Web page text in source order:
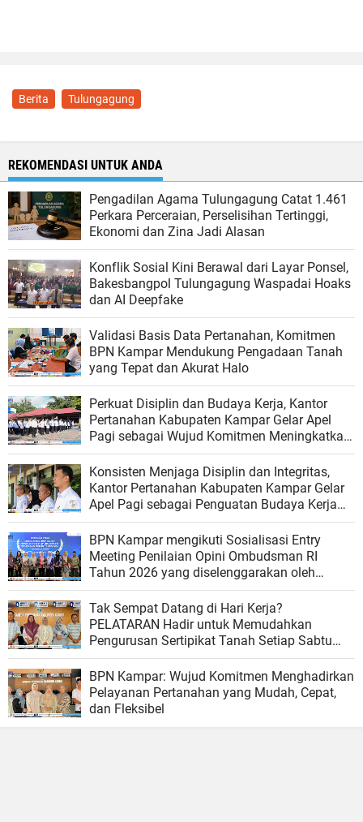
Berita Tulungagung
REKOMENDASI UNTUK ANDA
Pengadilan Agama Tulungagung Catat 1.461
Perkara Perceraian, Perselisihan Tertinggi,
Ekonomi dan Zina Jadi Alasan
Konflik Sosial Kini Berawal dari Layar Ponsel,
Bakesbangpol Tulungagung Waspadai Hoaks
dan AI Deepfake
Validasi Basis Data Pertanahan, Komitmen
BPN Kampar Mendukung Pengadaan Tanah
yang Tepat dan Akurat Halo
Perkuat Disiplin dan Budaya Kerja, Kantor
Pertanahan Kabupaten Kampar Gelar Apel
Pagi sebagai Wujud Komitmen Meningkatkan
Kualitas Pelayanan
Konsisten Menjaga Disiplin dan Integritas,
Kantor Pertanahan Kabupaten Kampar Gelar
Apel Pagi sebagai Penguatan Budaya Kerja
Organisasi
BPN Kampar mengikuti Sosialisasi Entry
Meeting Penilaian Opini Ombudsman RI
Tahun 2026 yang diselenggarakan oleh
Ombudsman RI
Tak Sempat Datang di Hari Kerja?
PELATARAN Hadir untuk Memudahkan
Pengurusan Sertipikat Tanah Setiap Sabtu
dan Minggu
BPN Kampar: Wujud Komitmen Menghadirkan
Pelayanan Pertanahan yang Mudah, Cepat,
dan Fleksibel